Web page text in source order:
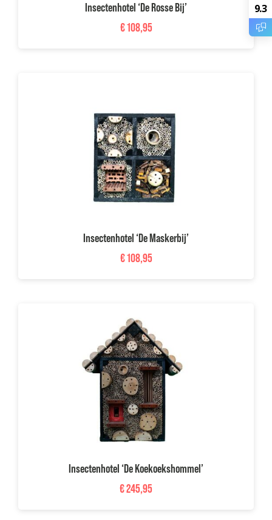
Insectenhotel ‘De Rosse Bij’
€108,95
Insectenhotel ‘De Maskerbij’
€108,95
Insectenhotel ‘De Koekoekshommel’
€245,95
9.3